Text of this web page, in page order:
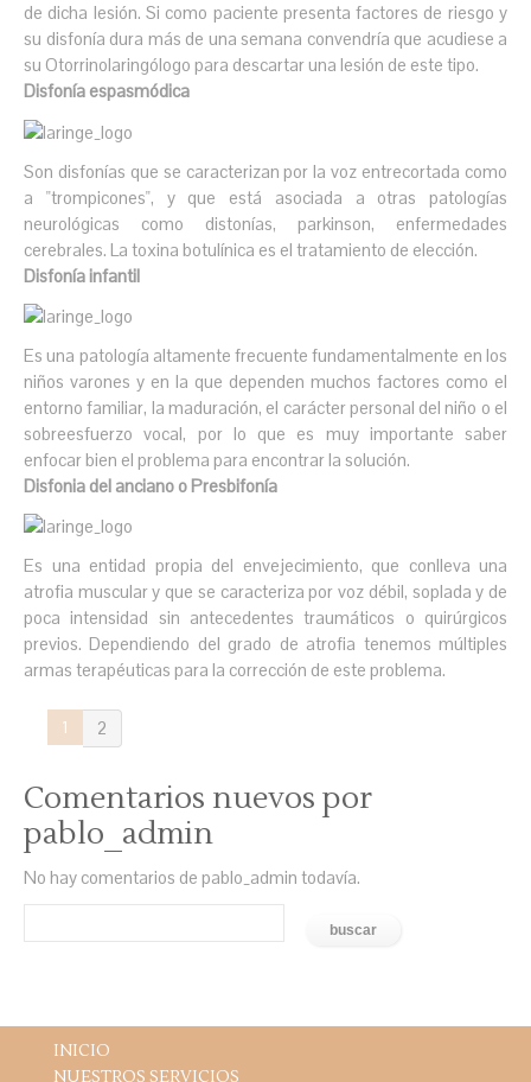
de dicha lesión. Si como paciente presenta factores de riesgo y
su disfonía dura más de una semana convendría que acudiese a
su Otorrinolaringólogo para descartar una lesión de este tipo.
Disfonía espasmódica
Son disfonías que se caracterizan por la voz entrecortada como
a "trompicones", y que está asociada a otras patologías
neurológicas como distonías, parkinson, enfermedades
cerebrales. La toxina botulínica es el tratamiento de elección.
Disfonía infantil
Es una patología altamente frecuente fundamentalmente en los
niños varones y en la que dependen muchos factores como el
entorno familiar, la maduración, el carácter personal del niño o el
sobreesfuerzo vocal, por lo que es muy importante saber
enfocar bien el problema para encontrar la solución.
Disfonia del anciano o Presbifonía
Es una entidad propia del envejecimiento, que conlleva una
atrofia muscular y que se caracteriza por voz débil, soplada y de
poca intensidad sin antecedentes traumáticos o quirúrgicos
previos. Dependiendo del grado de atrofia tenemos múltiples
armas terapéuticas para la corrección de este problema.
1 2
Comentarios nuevos por
pablo_admin
No hay comentarios de pablo_admin todavía.
INICIO
NUESTROS SERVICIOS